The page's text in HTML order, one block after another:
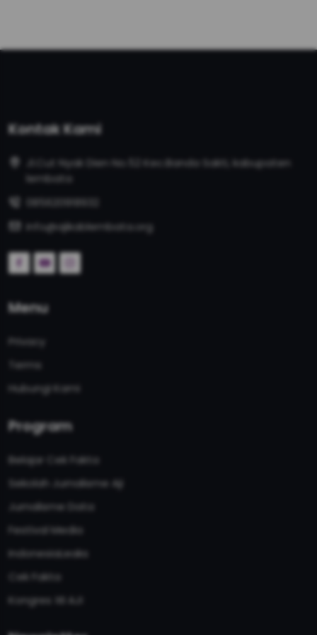
Kontak Kami
Jl.Cut Nyak Dien No.52 Kec.Banda Sakti, kabupaten
lembata
085620918932
info@ajikablembata.org
Menu
Privacy
Terms
Hubungi Kami
Program
Belajar Cek Fakta
Sekolah Jurnalisme Aji
Jurnalisme Data
Festival Media
IndonesiaLeaks
Cek Fakta
Kongres XII AJI